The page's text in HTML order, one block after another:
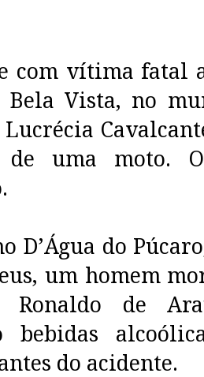
com vítima fatal
Bela Vista, no
de uma moto.
D’Água do
um homem
Ronaldo de
bebidas
do acidente.